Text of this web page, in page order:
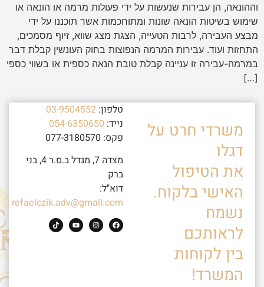
וההונאה, הן עבירות שנעשות על ידי פעולות מרמה או הונאה או
שימוש בשיטות הונאה שונות ומתוחכמות אשר תוכננו על ידי
מבצע העבירה, לרבות הטעייה, הצגת מצג שווא, זיוף מסמכים,
התחזות ועוד. עבירות המרמה הנפוצות בחוק העונשין קבלת דבר
במרמה-עבירה זו עניינה קבלת טובת הנאה כספית או בשווי כספי
[…]
משרדי חרט על
דגלו
את הטיפול
האישי בלקוח.
נשמח
לראותכם
בין לקוחות
המשרד!
טלפון: 03-9504552
נייד: 054-6350650
פקס: 077-3180570
מצדה 7, מגדל ב.ס.ר 4, בני
ברק
דוא"ל:
refaelczik.adv@gmail.com